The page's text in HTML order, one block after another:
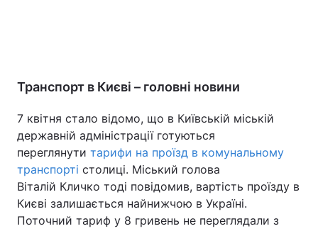
Транспорт в Києві – головні новини
7 квітня стало відомо, що в Київській міській
державній адміністрації готуються
переглянути тарифи на проїзд в комунальному
транспорті столиці. Міський голова
Віталій Кличко тоді повідомив, вартість проїзду в
Києві залишається найнижчою в Україні.
Поточний тариф у 8 гривень не переглядали з